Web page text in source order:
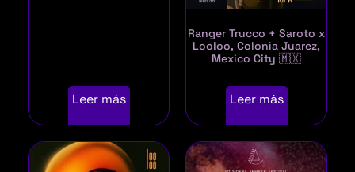
Leer más
Ranger Trucco + Saroto x
Looloo, Colonia Juarez,
Mexico City 🇲🇽
Leer más